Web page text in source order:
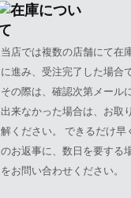
当店では複数の店舗にて在
に進み、受注完了した場合
その際は、確認次第メール
出来なかった場合は、お取
解ください。 できるだけ
のお返事に、数日を要する
をお問い合わせください。